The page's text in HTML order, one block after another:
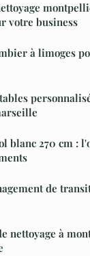
votre business
à limoges
blanc 270 cm :
de
nettoyage à